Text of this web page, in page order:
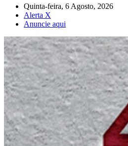
Quinta-feira, 6 Agosto, 2026
Alerta X
Anuncie aqui